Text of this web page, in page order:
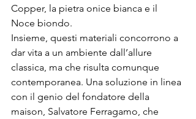
Copper, la pietra onice bianca e il
Noce biondo.
Insieme, questi materiali concorrono a
dar vita a un ambiente dall’allure
classica, ma che risulta comunque
contemporanea. Una soluzione in linea
con il genio del fondatore della
maison, Salvatore Ferragamo, che